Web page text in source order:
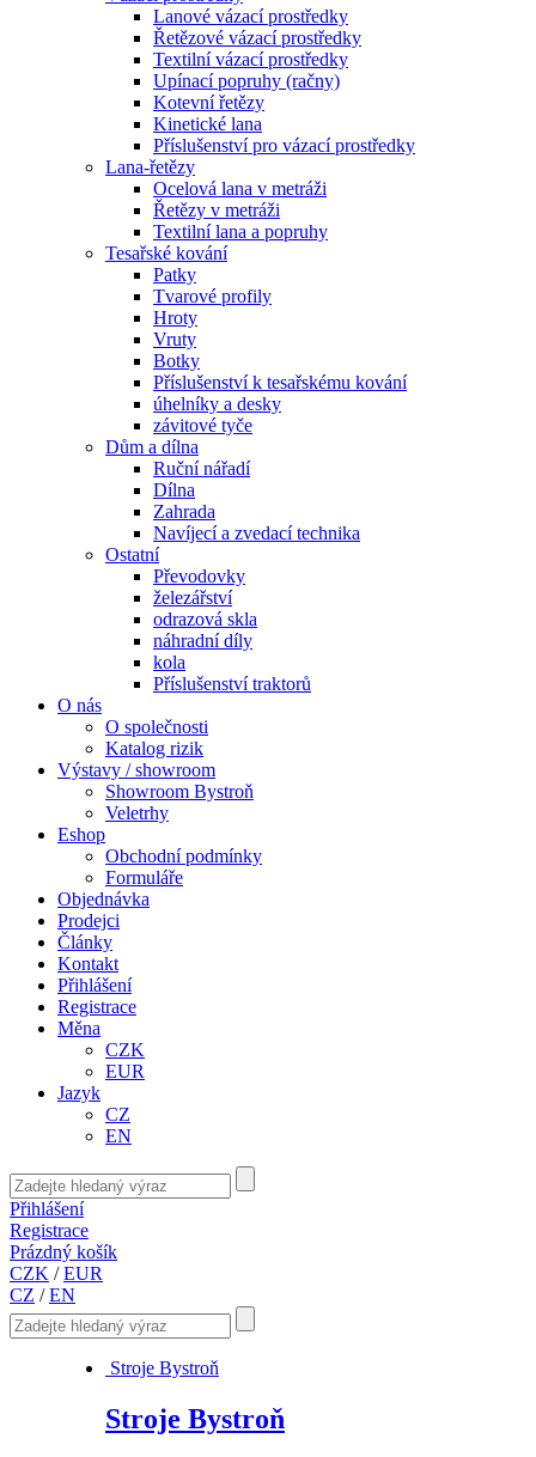
Lanové vázací prostředky
Řetězové vázací prostředky
Textilní vázací prostředky
Upínací popruhy (račny)
Kotevní řetězy
Kinetické lana
Příslušenství pro vázací prostředky
Lana-řetězy
Ocelová lana v metráži
Řetězy v metráži
Textilní lana a popruhy
Tesařské kování
Patky
Tvarové profily
Hroty
Vruty
Botky
Příslušenství k tesařskému kování
úhelníky a desky
závitové tyče
Dům a dílna
Ruční nářadí
Dílna
Zahrada
Navíjecí a zvedací technika
Ostatní
Převodovky
železářství
odrazová skla
náhradní díly
kola
Příslušenství traktorů
O nás
O společnosti
Katalog rizik
Výstavy / showroom
Showroom Bystroň
Veletrhy
Eshop
Obchodní podmínky
Formuláře
Objednávka
Prodejci
Články
Kontakt
Přihlášení
Registrace
Měna
CZK
EUR
Jazyk
CZ
EN
Přihlášení
Registrace
Prázdný košík
CZK /EUR
CZ /EN
Stroje Bystroň
Stroje Bystroň